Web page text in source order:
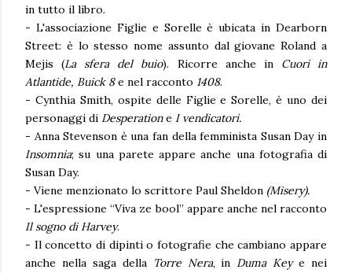
in tutto il libro.
- L'associazione Figlie e Sorelle è ubicata in Dearborn
Street: è lo stesso nome assunto dal giovane Roland a
Mejis (La sfera del buio). Ricorre anche in Cuori in
Atlantide, Buick 8e nel racconto 1408.
- Cynthia Smith, ospite delle Figlie e Sorelle, è uno dei
personaggi di Desperatione I vendicatori.
- Anna Stevenson è una fan della femminista Susan Day in
Insomnia; su una parete appare anche una fotografia di
Susan Day.
- Viene menzionato lo scrittore Paul Sheldon (Misery).
- L'espressione “Viva ze bool” appare anche nel racconto
Il sogno di Harvey.
- Il concetto di dipinti o fotografie che cambiano appare
anche nella saga della Torre Nera, in Duma Keye nei